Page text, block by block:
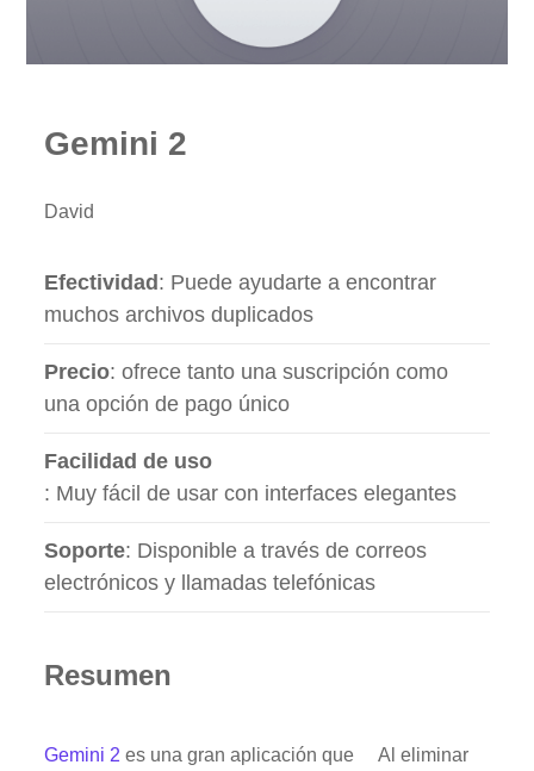
Gemini 2
David
Efectividad: Puede ayudarte a encontrar
muchos archivos duplicados
Precio: ofrece tanto una suscripción como
una opción de pago único
Facilidad de uso
: Muy fácil de usar con interfaces elegantes
Soporte: Disponible a través de correos
electrónicos y llamadas telefónicas
Resumen
Gemini 2 es una gran aplicación que
Al eliminar